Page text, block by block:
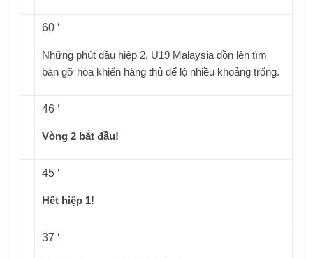
60 ‘
Những phút đầu hiệp 2, U19 Malaysia dồn lên tìm
bàn gỡ hòa khiến hàng thủ để lộ nhiều khoảng trống.
46 ‘
Vòng 2 bắt đầu!
45 ‘
Hết hiệp 1!
37 ‘